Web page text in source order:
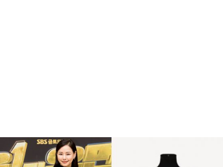
복
수
해